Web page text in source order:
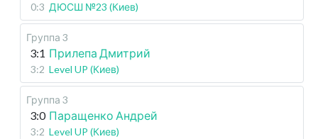
0:3 ДЮСШ №23 (Киев)
Группа 3
3:1 Прилепа Дмитрий
3:2 Level UP (Киев)
Группа 3
3:0 Паращенко Андрей
3:2 Level UP (Киев)